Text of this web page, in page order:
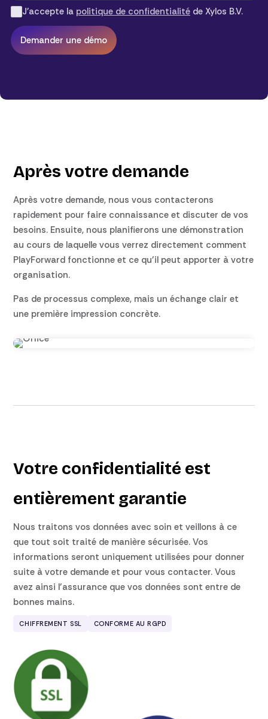
J'accepte la politique de confidentialité de Xylos B.V.
Demander une démo
Après votre demande
Après votre demande, nous vous contacterons
rapidement pour faire connaissance et discuter de vos
besoins. Ensuite, nous planifierons une démonstration
au cours de laquelle vous verrez directement comment
PlayForward fonctionne et ce qu’il peut apporter à votre
organisation.
Pas de processus complexe, mais un échange clair et
une première impression concrète.
Votre confidentialité est
entièrement garantie
Nous traitons vos données avec soin et veillons à ce
que tout soit traité de manière sécurisée. Vos
informations seront uniquement utilisées pour donner
suite à votre demande et pour vous contacter. Vous
avez ainsi l’assurance que vos données sont entre de
bonnes mains.
CHIFFREMENT SSL CONFORME AU RGPD